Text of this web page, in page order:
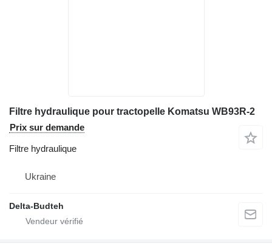
Filtre hydraulique pour tractopelle Komatsu WB93R-2
Prix sur demande
Filtre hydraulique
Ukraine
Delta-Budteh